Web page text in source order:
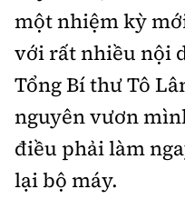
Đường sắt tốc độ cao
Đường thủy
Hàng hải
Đường sắt đô thị
Doanh nghiệp
Pháp đình
Hỏi - Đáp
Văn hóa giao thông
Lái xe an toàn
Chung tay vì ATGT
Gương sáng giao thông
Giáo dục
Y tế
Đời sống
Lao động - Công đoàn
Văn hóa - Giải Trí
Văn hóa
Showbiz
Điện ảnh
Âm nhạc
Thể thao
Bóng đá
Bình luận
Công nghệ
Công nghệ mới
Thế giới
một nhiệm kỳ
với rất nhiều nội
Tổng Bí thư Tô
nguyên vươn
điều phải làm
lại bộ máy.